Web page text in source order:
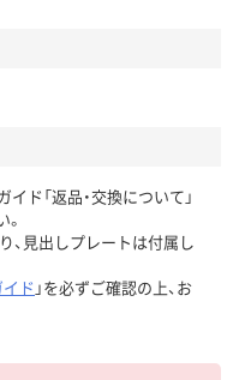
ド「返品・交換について」
、見出しプレートは付属し
ド 」を必ずご確認の上、お